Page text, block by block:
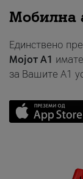
Мобилна
Единствено
Мојот A1
за Вашите A1